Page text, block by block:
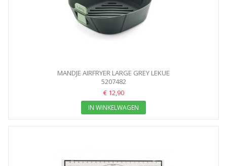
MANDJE AIRFRYER LARGE GREY LEKUE
5207482
€ 12,90
IN WINKELWAGEN